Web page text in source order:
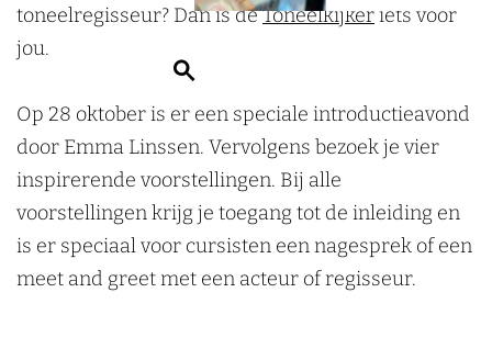
e
n
d
n
e
e
l
k
i
o
t
o
n
e
e
l
toneelregisseur? Dan is deToneelkijkeriets voor
jou.
Op 28 oktober is er een speciale introductieavond
door Emma Linssen. Vervolgens bezoek je vier
inspirerende voorstellingen. Bij alle
voorstellingen krijg je toegang tot de inleiding en
is er speciaal voor cursisten een nagesprek of een
meet and greet met een acteur of regisseur.